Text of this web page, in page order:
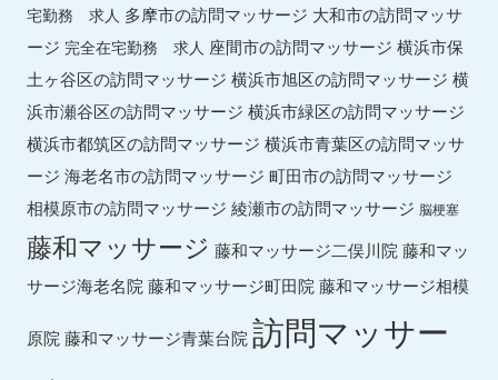
宅勤務 求人 多摩市の訪問マッサージ 大和市の訪問マッサ
ージ 完全在宅勤務 求人 座間市の訪問マッサージ 横浜市保
土ヶ谷区の訪問マッサージ 横浜市旭区の訪問マッサージ 横
浜市瀬谷区の訪問マッサージ 横浜市緑区の訪問マッサージ
横浜市都筑区の訪問マッサージ 横浜市青葉区の訪問マッサ
ージ 海老名市の訪問マッサージ 町田市の訪問マッサージ
相模原市の訪問マッサージ 綾瀬市の訪問マッサージ 脳梗塞
藤和マッサージ 藤和マッサージ二俣川院 藤和マッ
サージ海老名院 藤和マッサージ町田院 藤和マッサージ相模
原院 藤和マッサージ青葉台院 訪問マッサー